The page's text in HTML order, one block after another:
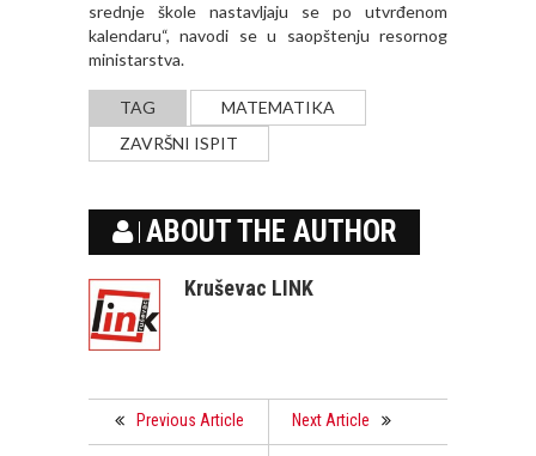
srednje škole nastavljaju se po utvrđenom
kalendaru“, navodi se u saopštenju resornog
ministarstva.
TAG
MATEMATIKA
ZAVRŠNI ISPIT
ABOUT THE AUTHOR
Kruševac LINK
Previous Article Next Article